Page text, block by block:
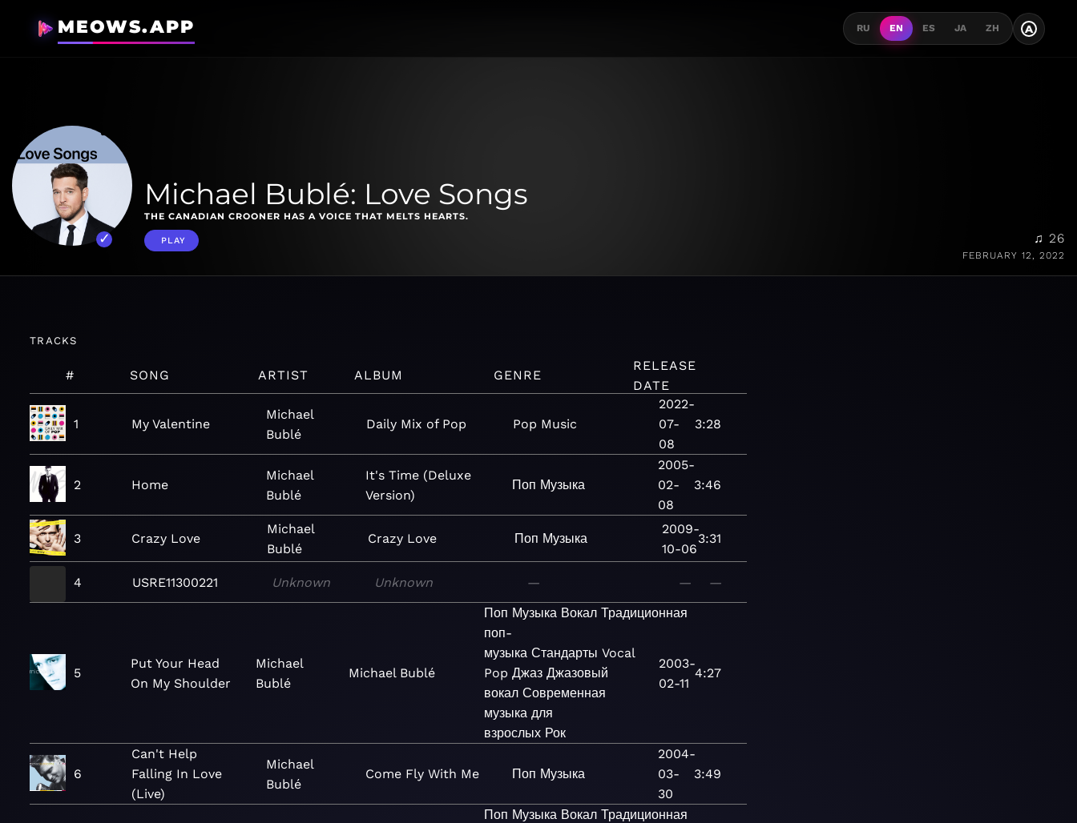
MEOWS.APP RU EN ES JA ZH A
Michael Bublé: Love Songs
THE CANADIAN CROONER HAS A VOICE THAT MELTS HEARTS.
PLAY ♫ 26
FEBRUARY 12, 2022
TRACKS
# SONG ARTIST ALBUM GENRE
RELEASE
DATE
1 My Valentine
Michael
Bublé
Daily Mix of Pop Pop Music
2022-
07-
08
3:28
2 Home
Michael
Bublé
It's Time (Deluxe
Version)
Поп Музыка
2005-
02-
08
3:46
3 Crazy Love
Michael
Bublé
Crazy Love Поп Музыка
2009-
10-06
3:31
4 USRE11300221 Unknown Unknown — — —
5
Put Your Head
On My Shoulder
Michael
Bublé
Michael Bublé
Поп Музыка Вокал Традиционная
поп-
музыка Стандарты Vocal
Pop Джаз Джазовый
вокал Современная
музыка для
взрослых Рок
2003-
02-11
4:27
6
Can't Help
Falling In Love
(Live)
Michael
Bublé
Come Fly With Me Поп Музыка
2004-
03-
30
3:49
Поп Музыка Вокал Традиционная